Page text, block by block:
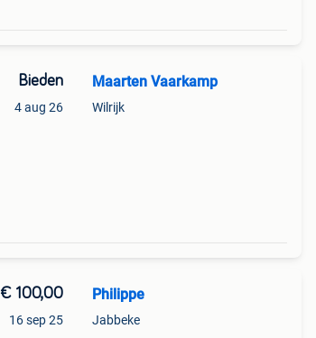
Bieden
4 aug 26
Maarten Vaarkamp
Wilrijk
€ 100,00
16 sep 25
Philippe
Jabbeke